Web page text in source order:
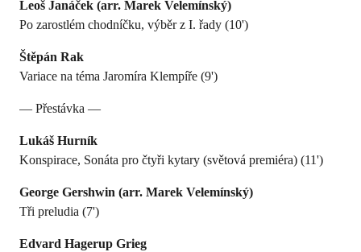
Leoš Janáček (arr. Marek Velemínský)
Po zarostlém chodníčku, výběr z I. řady (10')
Štěpán Rak
Variace na téma Jaromíra Klempíře (9')
— Přestávka —
Lukáš Hurník
Konspirace, Sonáta pro čtyři kytary (světová premiéra) (11')
George Gershwin (arr. Marek Velemínský)
Tři preludia (7')
Edvard Hagerup Grieg